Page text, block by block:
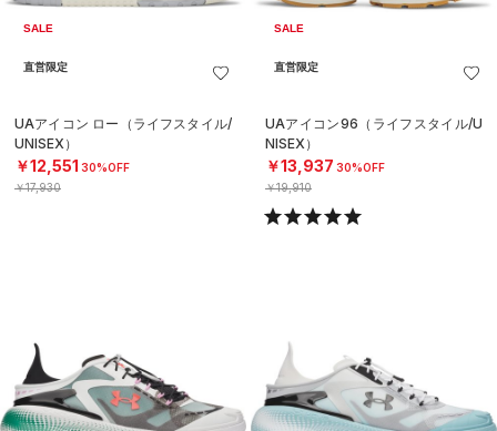
SALE
直営限定
UAアイコン ロー（ライフスタイル/
UNISEX）
￥12,551 30%OFF
￥17,930
SALE
直営限定
UAアイコン96（ライフスタイル/U
NISEX）
￥13,937 30%OFF
￥19,910